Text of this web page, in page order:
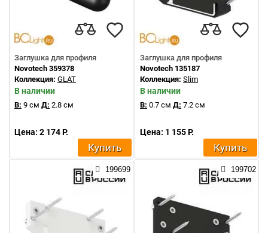
Заглушка для профиля
Novotech 359378
Коллекция: GLAT
В наличии
В: 9 см Д: 2.8 см
Цена: 2 174 Р.
Купить
Заглушка для профиля
Novotech 135187
Коллекция: Slim
В наличии
В: 0.7 см Д: 7.2 см
Цена: 1 155 Р.
Купить
199699 199702